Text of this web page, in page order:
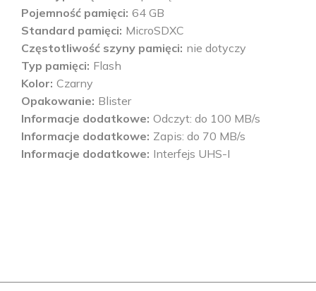
Pojemność pamięci 64 GB
Standard pamięci MicroSDXC
Częstotliwość szyny pamięci nie dotyczy
Typ pamięci Flash
Kolor Czarny
Opakowanie Blister
Informacje dodatkowe Odczyt: do 100 MB/s
Informacje dodatkowe Zapis: do 70 MB/s
Informacje dodatkowe Interfejs UHS-I